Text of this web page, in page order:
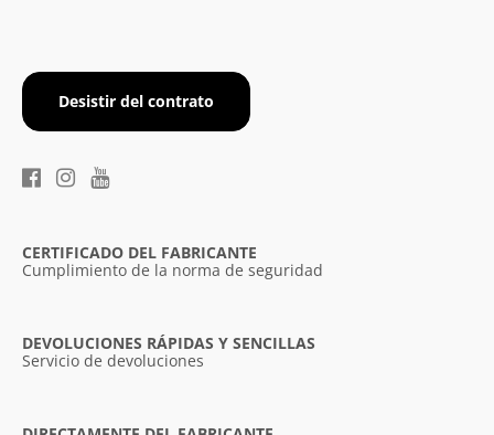
Desistir del contrato
CERTIFICADO DEL FABRICANTE
Cumplimiento de la norma de seguridad
DEVOLUCIONES RÁPIDAS Y SENCILLAS
Servicio de devoluciones